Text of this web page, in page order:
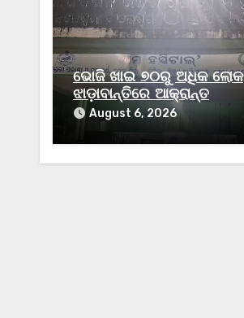
ଭୋଜି ଖାଇ ୭୦ରୁ ଅଧିକ ଲୋକ
ଝାଡ଼ାବାନ୍ତିରେ ଆକ୍ରାନ୍ତ
August 6, 2026